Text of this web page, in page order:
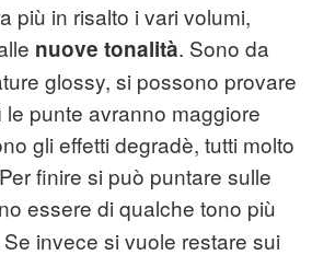
più in risalto i vari volumi,
nuove tonalità. Sono da
glossy, si possono provare
punte avranno maggiore
gli effetti degradè, tutti molto
finire si può puntare sulle
essere di qualche tono più
invece si vuole restare sui